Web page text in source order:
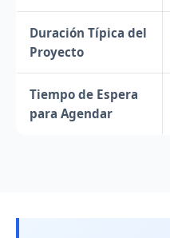
Duración Típica del
Proyecto
Tiempo de Espera
para Agendar